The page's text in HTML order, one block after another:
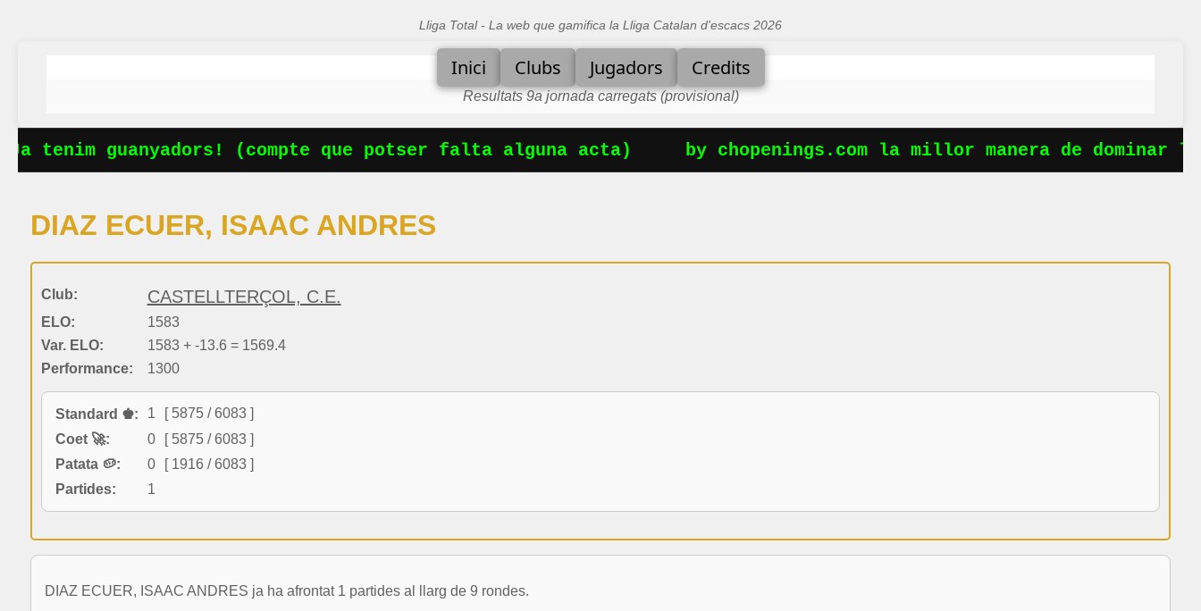
Lliga Total - La web que gamifica la Lliga Catalan d'escacs 2026
Inici Clubs Jugadors Credits
Resultats 9a jornada carregats (provisional)
tenim guanyadors! (compte que potser falta alguna acta) by chopenings.com la millor manera de dominar
DIAZ ECUER, ISAAC ANDRES
Club: CASTELLTERÇOL, C.E.
ELO:
1583
Var. ELO:
1583 + -13.6 = 1569.4
Performance:
1300
Standard ♚: 1
[ 5875 / 6083 ]
Coet 🚀:
0
[ 5875 / 6083 ]
Patata 🥔:
0
[ 1916 / 6083 ]
Partides:
1
DIAZ ECUER, ISAAC ANDRES ja ha afrontat 1 partides al llarg de 9 rondes.